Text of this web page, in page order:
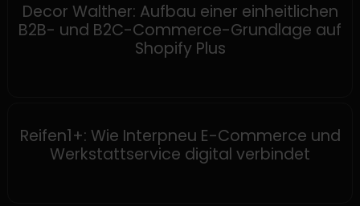
Decor Walther: Aufbau einer einheitlichen
B2B- und B2C-Commerce-Grundlage auf
Shopify Plus
Reifen1+: Wie Interpneu E-Commerce und
Werkstattservice digital verbindet